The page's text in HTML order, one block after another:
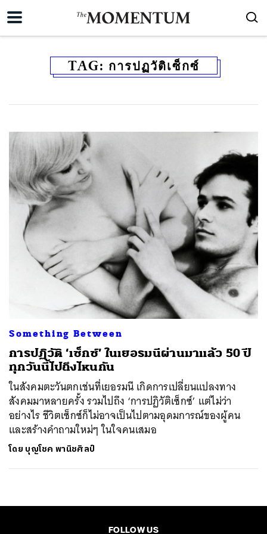
TAG: การปฏวัติเซ็กซ์
Something Between
การปฏิวัติ ‘เซ็กซ์’ ในเยอรมนีผ่านมาแล้ว 50 ปี
ทุกวันนี้ไปถึงไหนกัน
ในสังคมตะวันตกเช่นที่เยอรมนี เกิดการเปลี่ยนแปลงทาง
สังคมมาหลายครั้ง รวมไปถึง ‘การปฏิวัติเซ็กซ์’ แต่ไม่ว่า
อย่างไร ชีวิตเซ็กซ์ก็ไม่อาจเป็นไปตามอุดมการณ์ของผู้คน
และสร้างคำถามใหม่ๆ ในใจคนเสมอ
โดย บุญโชค พานิชศิลป์
FOLLOW US
SHARE TWEET LINE EMAIL